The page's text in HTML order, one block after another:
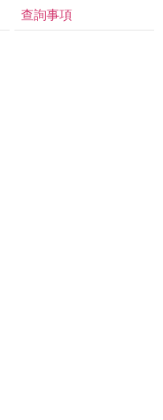
查詢事項